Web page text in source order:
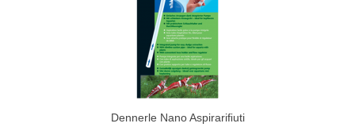
Dennerle Nano Aspirariﬁuti